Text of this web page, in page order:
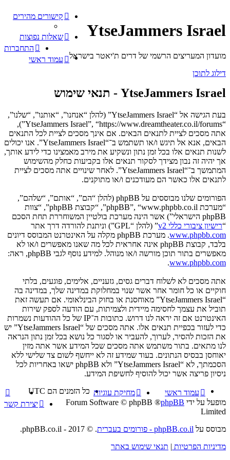
YtseJammers Israel
מועדון המעריצים הרשמי של דרים ת'יאטר בישראל
דילוג לתוכן
קישורים מהירים
שאלות נפוצות
התחברות
עמוד ראשי
YtseJammers Israel - תנאי שימוש
בעת הגישה אל “YtseJammers Israel” (להלן “אנחנו”, “אותנו”, “שלנו”,
“YtseJammers Israel”, “https://www.dreamtheater.co.il/forums”),
אתה מסכים לציית לתנאים הבאים. אם אינך מסכים לציית לכל התנאים
הבאים, אנא אל תיגש ו/או תשתמש ב־“YtseJammers Israel”. אנו יכולים
לשנות תנאים אלו בכל זמן נתון ונשקיע את מירב מאמצינו כדי לידע אותך,
אך יהיה זה נבון מצידך לסקור תנאים אלו בקביעות כחלק מהשימוש
המתמשך ב־“YtseJammers Israel”. לאחר שינויים אתה מסכים לציית
לתנאים אלו כאשר הם מעודכנים ו/או מתוקנים.
הפורומים שלנו מבוססים על phpBB (להלן “הם”, “אותם”, “שלהם”,
“מערכת phpBB”, “www.phpbb.co.il”, “קבוצת phpBB”, “צוות
phpBB הישראלי”) אשר הינה מערכת בולטיין המשוחררת תחת הסכם
“רישיון ציבורי כללי v2
” (להלן “GPL”) וניתנת להורדה דרך אתר
www.phpbb.com
. מערכת phpBB מקלה על האינטרנט המבוסס דיונים
בלבד, קבוצת phpBB אינה אחראית לכל מה שאנו מאפשרים ו/או לא
מאפשרים בתור תוכן מורשה ו/או מנוהל. למידע נוסף לגבי phpBB, ראה:
www.phpbb.com
.
אתה מסכים לא לשלוח דברים גסים, גזעניים, אלימים, פוגעים, בלתי
חוקיים או כל חומר אחר אשר שנוי במחלוקת במדינה שלך, במדינה בה
“YtseJammers Israel” מאוחסנת או בחוק הבינלאומי. אם תעשה זאת
תוביל את עצמך לחסימה מיידית ולצמיתות, עם הודעה לספק שירות
האינטרנט אם זה יראה לנו דרוש. כתובות ה־IP של כל ההודעות נשמרות
כדי לעזור בכפיית תנאים אלו. אתה מסכים של “YtseJammers Israel” יש
את הזכות להסיר, לערוך, להעביר או לסגור כל נושא בכל זמן נתון הנראה
לנו מתאים. בתור משתמש אתה מסכים שכל המידע אשר אתה מזין
יאוחסן בבסיס הנתונים. בעוד שמידע זה לא ייחשף לשום צד שלישי ללא
הסכמתך, לא “YtseJammers Israel” ולא phpBB ישאו באחריות לכל
ניסיון פריצה אשר יכול להוסיף לחשיפת המידע.
עמוד ראשי כל הזמנים הם UTC
מחיקת עוגיות
יצירת קשר
מופעל על ידי phpBB
® Forum Software © phpBB
Limited
מבוסס על phpBB.co.il - פורומים בעברית
. © 2017 - phpBB.co.il.
מדיניות הפרטיות | תנאי שימוש באתר